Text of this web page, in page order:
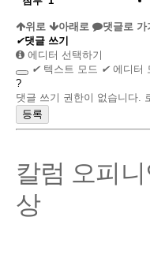
위로 아래로 댓글로 가
✔댓글 쓰기
에디터 선택하기
✔ 텍스트 모드 ✔ 에디터
?
댓글 쓰기 권한이 없습니다.
칼럼 오피
상